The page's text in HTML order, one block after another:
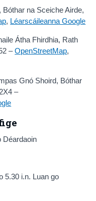
na Sceiche Airde,
, Léarscáileanna Google
Átha Fhirdhia, Rath
–OpenStreetMap,
Gnó Shoird, Bóthar
–
Déardaoin
5.30 i.n. Luan go